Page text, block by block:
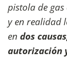
pistola de
y en realidad
en dos
autorización